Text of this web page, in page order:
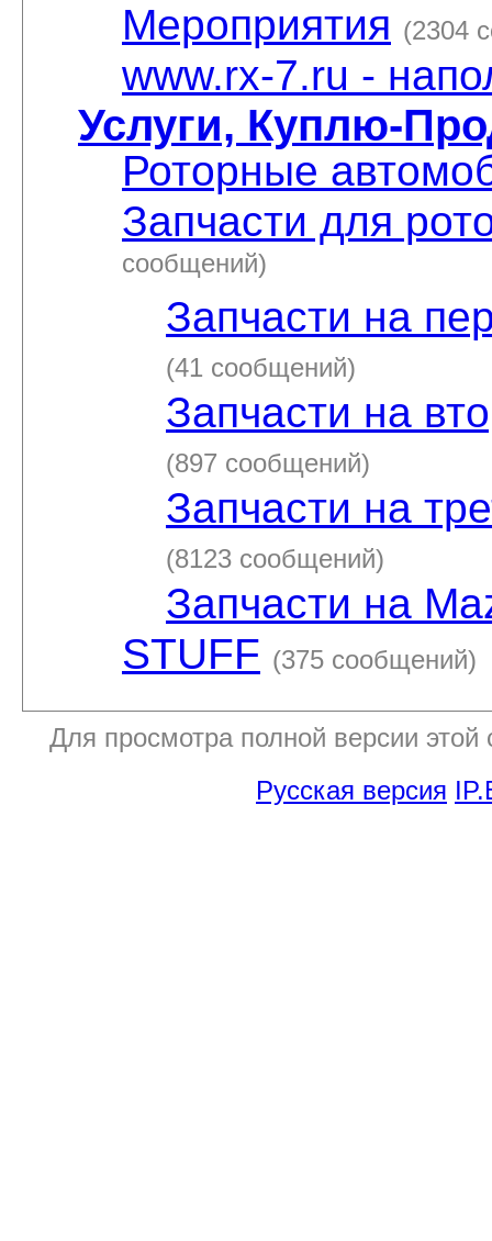
Мероприятия (2304
www.rx-7.ru -
Услуги, Куплю-
Роторные
Запчасти для
сообщений)
Запчасти на
(41 сообщений)
Запчасти на
(897 сообщений)
Запчасти на
(8123 сообщений)
Запчасти на
STUFF (375 сообщений)
Для просмотра полной версии
Русская версия